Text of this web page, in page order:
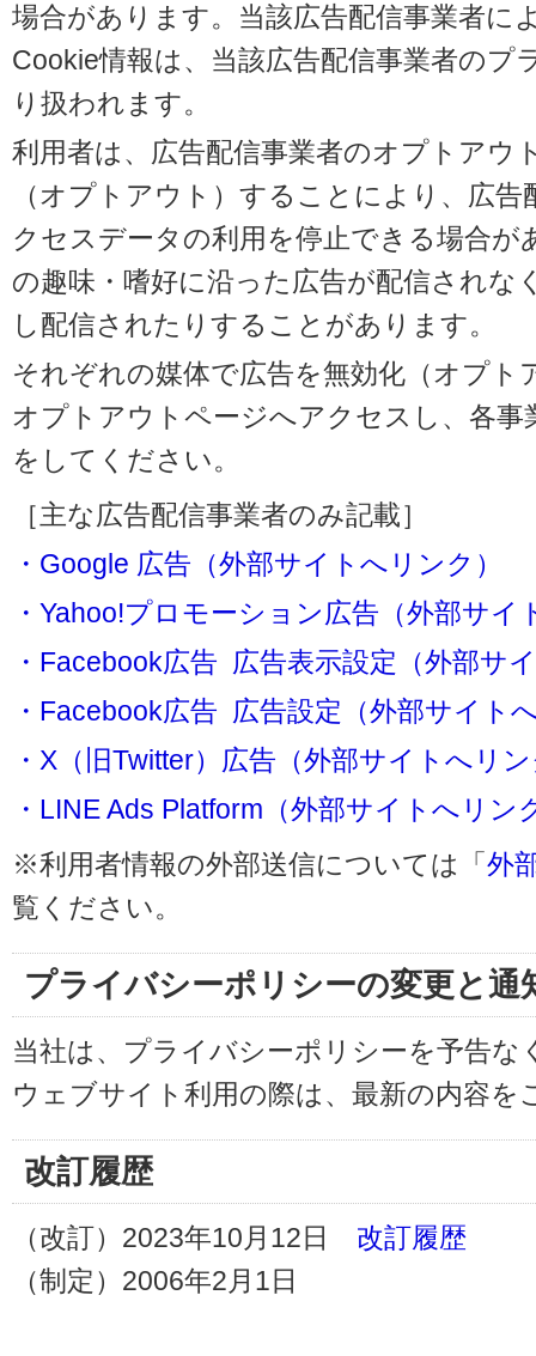
場合があります。当該広告配信事業者に
Cookie情報は、当該広告配信事業者のプ
り扱われます。
利用者は、広告配信事業者のオプトアウ
（オプトアウト）することにより、広
クセスデータの利用を停止できる場合が
の趣味・嗜好に沿った広告が配信されな
し配信されたりすることがあります。
それぞれの媒体で広告を無効化（オプト
オプトアウトページへアクセスし、各
をしてください。
［主な広告配信事業者のみ記載］
・Google 広告（外部サイトへリンク）
・Yahoo!プロモーション広告（外部サイ
・Facebook広告 広告表示設定（外部サ
・Facebook広告 広告設定（外部サイト
・X（旧Twitter）広告（外部サイトへリ
・LINE Ads Platform（外部サイトへリン
※利用者情報の外部送信については「外
覧ください。
プライバシーポリシーの変更と通
当社は、プライバシーポリシーを予告
ウェブサイト利用の際は、最新の内容を
改訂履歴
（改訂）2023年10月12日 改訂履歴
（制定）2006年2月1日